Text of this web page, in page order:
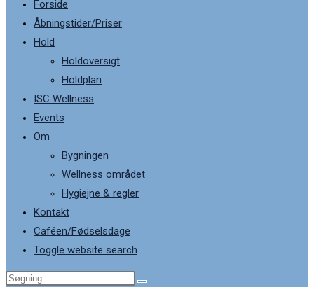
Forside
Åbningstider/Priser
Hold
Holdoversigt
Holdplan
ISC Wellness
Events
Om
Bygningen
Wellness området
Hygiejne & regler
Kontakt
Caféen/Fødselsdage
Toggle website search